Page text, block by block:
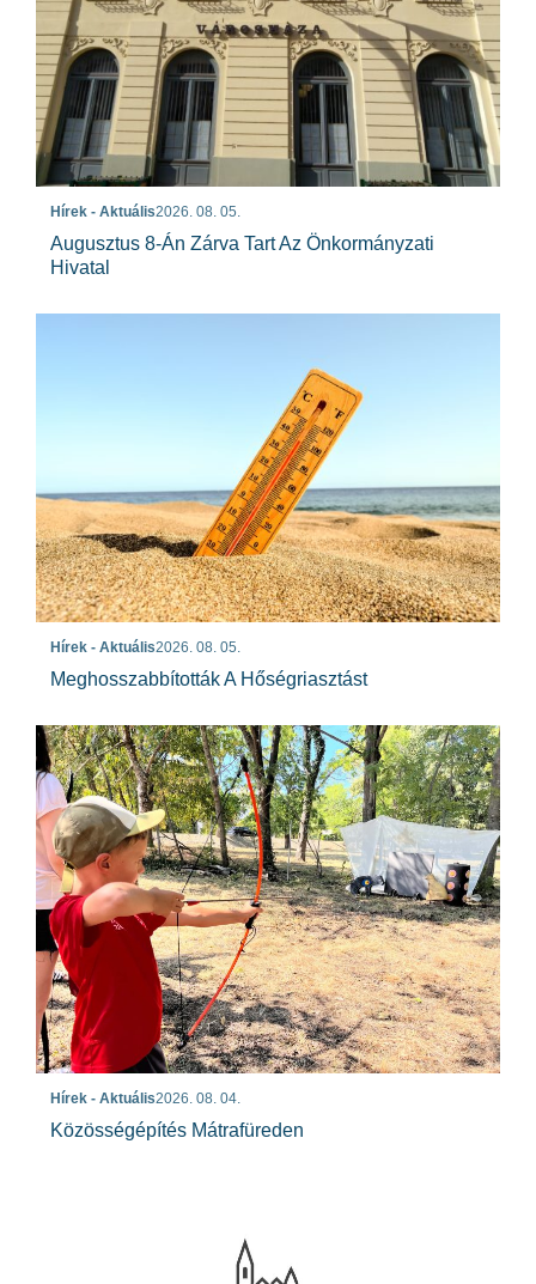
Hírek - Aktuális2026. 08. 05.
Augusztus 8-Án Zárva Tart Az Önkormányzati
Hivatal
Hírek - Aktuális2026. 08. 05.
Meghosszabbították A Hőségriasztást
Hírek - Aktuális2026. 08. 04.
Közösségépítés Mátrafüreden